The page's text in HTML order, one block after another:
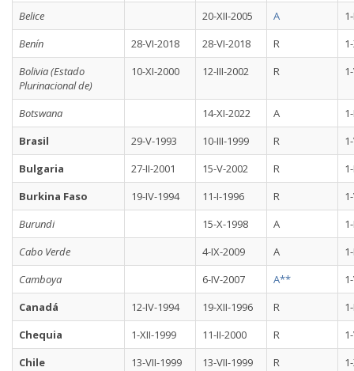
Belice
20-XII-2005 A
Benín
28-VI-2018 28-VI-2018 R
Bolivia (Estado
Plurinacional de)
10-XI-2000 12-III-2002 R
Botswana 14-XI-2022 A
Brasil
29-V-1993 10-III-1999 R
Bulgaria
27-II-2001 15-V-2002 R
Burkina Faso
19-IV-1994 11-I-1996 R
Burundi
15-X-1998 A
Cabo Verde
4-IX-2009 A
Camboya
6-IV-2007 A**
Canadá
12-IV-1994 19-XII-1996 R
Chequia
1-XII-1999 11-II-2000 R
Chile
13-VII-1999 13-VII-1999 R